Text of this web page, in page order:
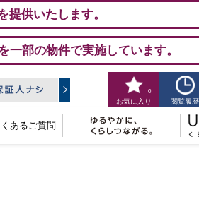
供いたします。
部の物件で実施しています。
お気に入り
0
閲覧履歴
あるご質問